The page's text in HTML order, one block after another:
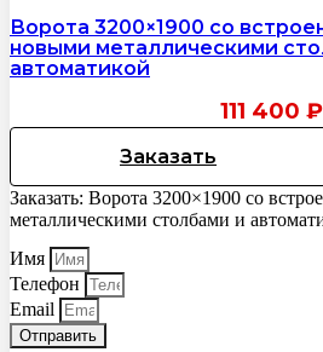
Ворота 3200×1900 со
новыми металлическими
автоматикой
111 400 ₽
Заказать
Заказать: Ворота 3200×1900 со
металлическими столбами и
Имя
Телефон
Email
Отправить